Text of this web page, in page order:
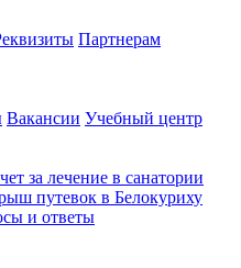
Партнерам
Вакансии Учебный центр
за лечение в санатории
путевок в Белокуриху
и ответы